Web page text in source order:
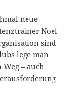
neue
Noel
sind
lege man
– auch